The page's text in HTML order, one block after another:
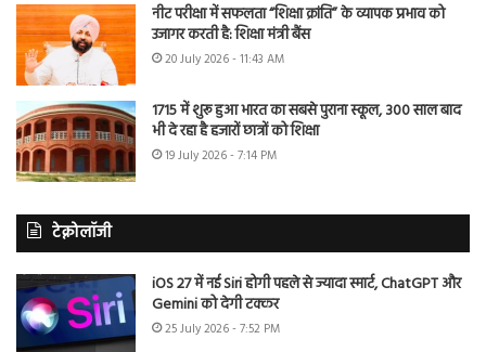
नीट परीक्षा में सफलता “शिक्षा क्रांति” के व्यापक प्रभाव को
उजागर करती है: शिक्षा मंत्री बैंस
20 July 2026 - 11:43 AM
1715 में शुरू हुआ भारत का सबसे पुराना स्कूल, 300 साल बाद
भी दे रहा है हजारों छात्रों को शिक्षा
19 July 2026 - 7:14 PM
टेक्नोलॉजी
iOS 27 में नई Siri होगी पहले से ज्यादा स्मार्ट, ChatGPT और
Gemini को देगी टक्कर
25 July 2026 - 7:52 PM